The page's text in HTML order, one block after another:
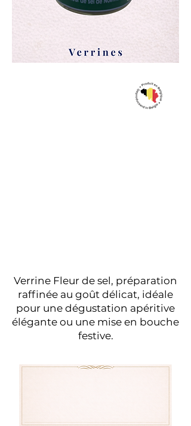
Verrine Fleur de sel, préparation
raffinée au goût délicat, idéale
pour une dégustation apéritive
élégante ou une mise en bouche
festive.